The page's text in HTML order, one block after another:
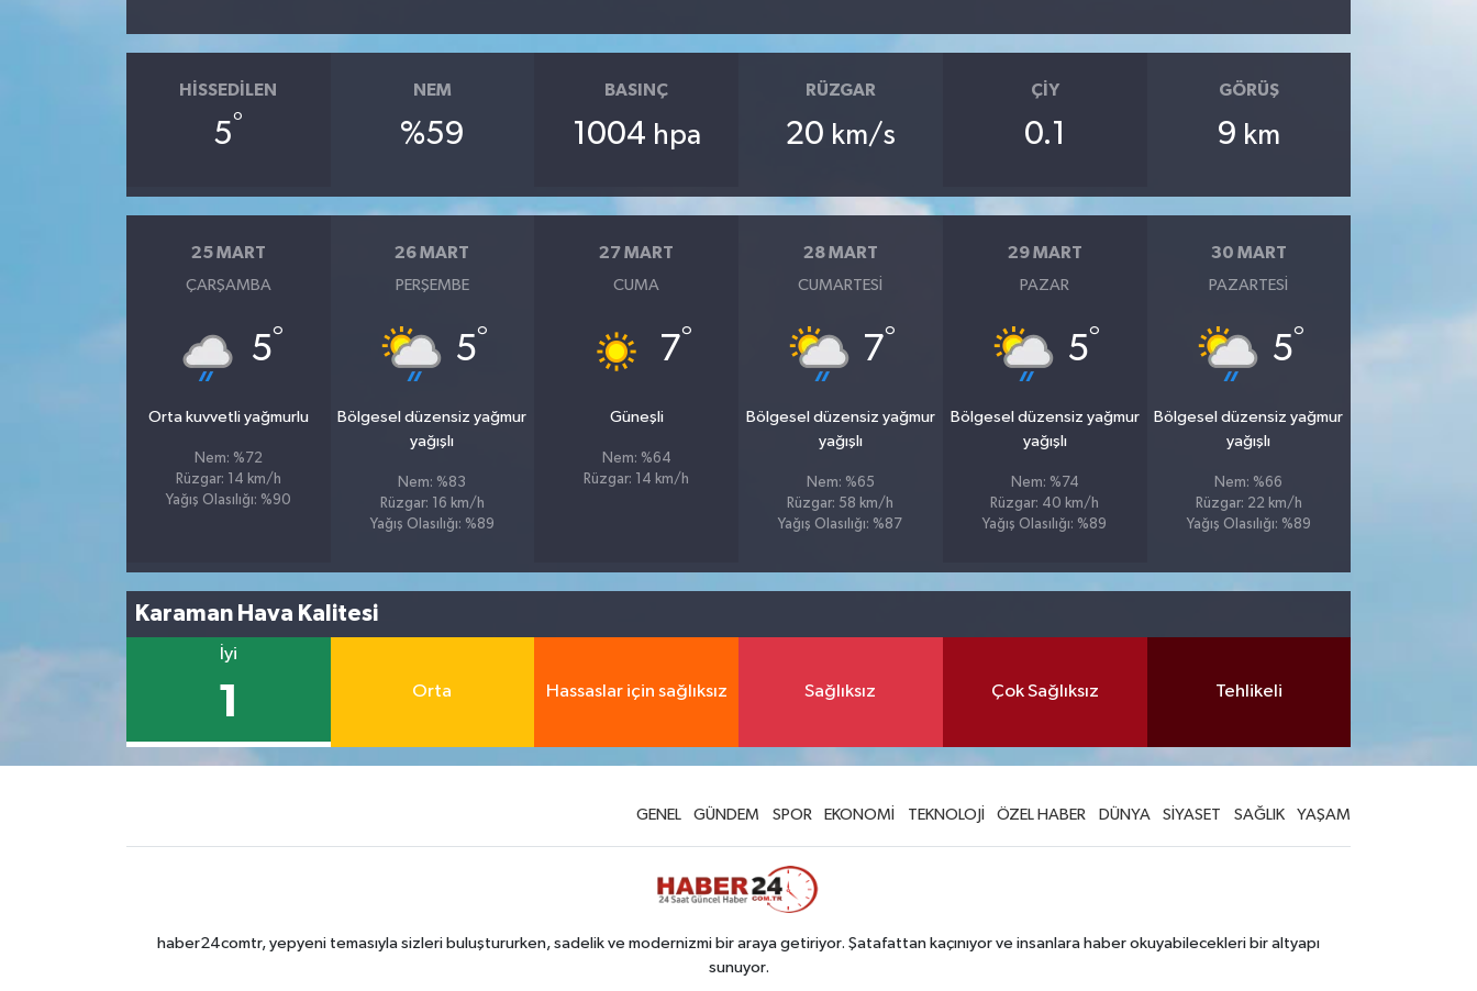
HISSEDILEN
5°
NEM
%59
BASINÇ
1004 hpa
RÜZGAR
20 km/s
ÇIY
0.1
GÖRÜŞ
9 km
25 MART
ÇARŞAMBA
5°
Orta kuvvetli yağmurlu
Nem: %72
Rüzgar: 14 km/h
Yağış Olasılığı: %90
26 MART
PERŞEMBE
5°
Bölgesel düzensiz yağmur
yağışlı
Nem: %83
Rüzgar: 16 km/h
Yağış Olasılığı: %89
27 MART
CUMA
7°
Güneşli
Nem: %64
Rüzgar: 14 km/h
28 MART
CUMARTESI
7°
Bölgesel düzensiz yağmur
yağışlı
Nem: %65
Rüzgar: 58 km/h
Yağış Olasılığı: %87
29 MART
PAZAR
5°
Bölgesel düzensiz yağmur
yağışlı
Nem: %74
Rüzgar: 40 km/h
Yağış Olasılığı: %89
30 MART
PAZARTESI
5°
Bölgesel düzensiz yağmur
yağışlı
Nem: %66
Rüzgar: 22 km/h
Yağış Olasılığı: %89
Karaman Hava Kalitesi
İyi
1 Orta Hassaslar için sağlıksız Sağlıksız Çok Sağlıksız Tehlikeli
GENEL GÜNDEM SPOR EKONOMİ TEKNOLOJİ ÖZEL HABER DÜNYA SİYASET SAĞLIK YAŞAM
haber24comtr, yepyeni temasıyla sizleri buluştururken, sadelik ve modernizmi bir araya getiriyor. Şatafattan kaçınıyor ve insanlara haber okuyabilecekleri bir altyapı
sunuyor.